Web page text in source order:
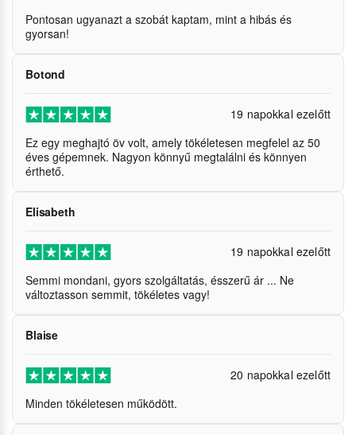
Pontosan ugyanazt a szobát kaptam, mint a hibás és
gyorsan!
Botond
19 napokkal ezelőtt
Ez egy meghajtó öv volt, amely tökéletesen megfelel az 50
éves gépemnek. Nagyon könnyű megtalálni és könnyen
érthető.
Elisabeth
19 napokkal ezelőtt
Semmi mondani, gyors szolgáltatás, ésszerű ár ... Ne
változtasson semmit, tökéletes vagy!
Blaise
20 napokkal ezelőtt
Minden tökéletesen működött.